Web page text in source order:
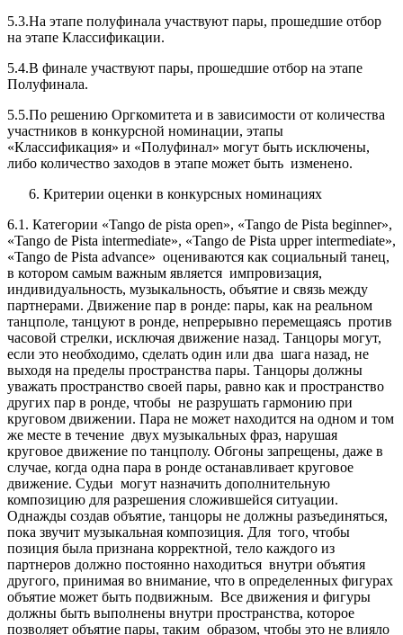
5.3.На этапе полуфинала участвуют пары, прошедшие отбор
на этапе Классификации.
5.4.В финале участвуют пары, прошедшие отбор на этапе
Полуфинала.
5.5.По решению Оргкомитета и в зависимости от количества
участников в конкурсной номинации, этапы
«Классификация» и «Полуфинал» могут быть исключены,
либо количество заходов в этапе может быть изменено.
Критерии оценки в конкурсных номинациях
6.1. Категории «Tango de pista open», «Tango de Pista beginner»,
«Tango de Pista intermediate», «Tango de Pista upper intermediate»,
«Tango de Pista advance» оцениваются как социальный танец,
в котором самым важным является импровизация,
индивидуальность, музыкальность, объятие и связь между
партнерами. Движение пар в ронде: пары, как на реальном
танцполе, танцуют в ронде, непрерывно перемещаясь против
часовой стрелки, исключая движение назад. Танцоры могут,
если это необходимо, сделать один или два шага назад, не
выходя на пределы пространства пары. Танцоры должны
уважать пространство своей пары, равно как и пространство
других пар в ронде, чтобы не разрушать гармонию при
круговом движении. Пара не может находится на одном и том
же месте в течение двух музыкальных фраз, нарушая
круговое движение по танцполу. Обгоны запрещены, даже в
случае, когда одна пара в ронде останавливает круговое
движение. Судьи могут назначить дополнительную
композицию для разрешения сложившейся ситуации.
Однажды создав объятие, танцоры не должны разъединяться,
пока звучит музыкальная композиция. Для того, чтобы
позиция была признана корректной, тело каждого из
партнеров должно постоянно находиться внутри объятия
другого, принимая во внимание, что в определенных фигурах
объятие может быть подвижным. Все движения и фигуры
должны быть выполнены внутри пространства, которое
позволяет объятие пары, таким образом, чтобы это не влияло